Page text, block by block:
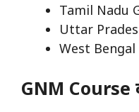
Tamil Nadu
Uttar
West Bengal
GNM Course